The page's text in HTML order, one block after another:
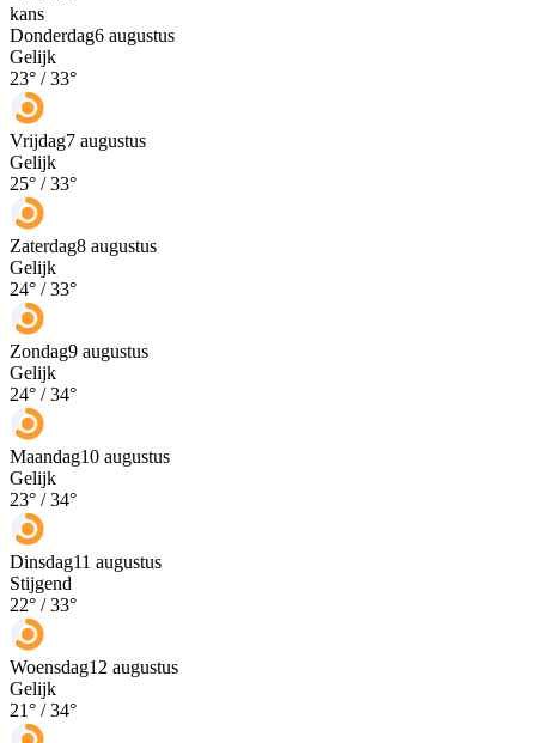
kans
Donderdag6 augustus
Gelijk
23° /33°
Vrijdag7 augustus
Gelijk
25° /33°
Zaterdag8 augustus
Gelijk
24° /33°
Zondag9 augustus
Gelijk
24° /34°
Maandag10 augustus
Gelijk
23° /34°
Dinsdag11 augustus
Stijgend
22° /33°
Woensdag12 augustus
Gelijk
21° /34°